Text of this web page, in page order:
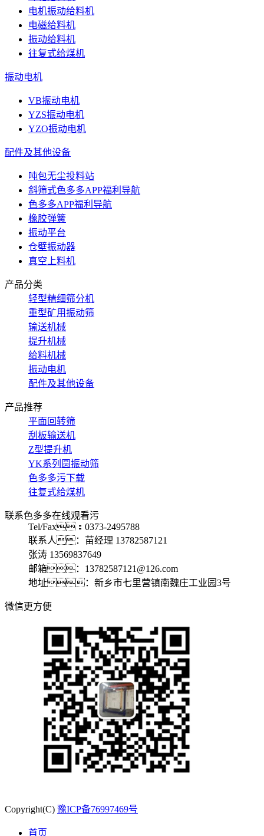
电机振动给料机
电磁给料机
振动给料机
往复式给煤机
振动电机
VB振动电机
YZS振动电机
YZO振动电机
配件及其他设备
吨包无尘投料站
斜筛式色多多APP福利导航
色多多APP福利导航
橡胶弹簧
振动平台
仓壁振动器
真空上料机
产品分类
轻型精细筛分机
重型矿用振动筛
输送机械
提升机械
给料机械
振动电机
配件及其他设备
产品推荐
平面回转筛
刮板输送机
Z型提升机
YK系列圆振动筛
色多多污下载
往复式给煤机
联系色多多在线观看污
Tel/Fax：0373-2495788
联系人：苗经理 13782587121
张涛 13569837649
邮箱：13782587121@126.com
地址：新乡市七里营镇南魏庄工业园3号
微信更方便
Copyright(C) 豫ICP备76997469号
首页